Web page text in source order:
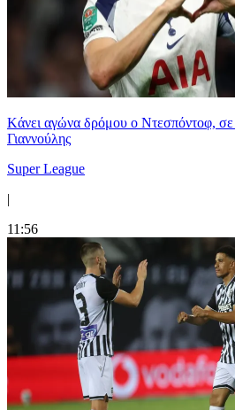
Kάνει αγώνα δρόμου ο Ντεσπόντοφ,
Γιαννούλης
Super League
|
11:56